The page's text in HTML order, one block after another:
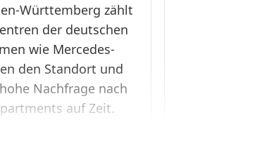
5
63
0 (0)
S1130
Württemberg zählt
der deutschen
wie Mercedes-
den Standort und
Nachfrage nach
auf Zeit.